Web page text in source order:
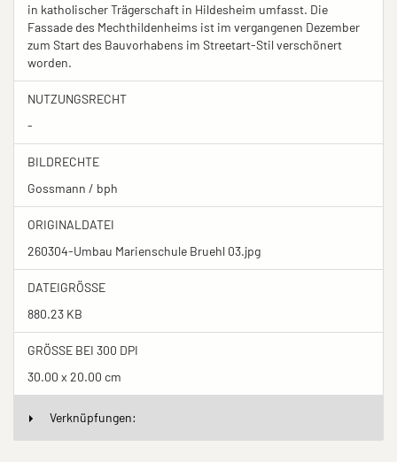
in katholischer Trägerschaft in Hildesheim umfasst. Die
Fassade des Mechthildenheims ist im vergangenen Dezember
zum Start des Bauvorhabens im Streetart-Stil verschönert
worden.
NUTZUNGSRECHT
-
BILDRECHTE
Gossmann / bph
ORIGINALDATEI
260304-Umbau Marienschule Bruehl 03.jpg
DATEIGRÖSSE
880.23 KB
GRÖSSE BEI 300 DPI
30.00 x 20.00 cm
Verknüpfungen: